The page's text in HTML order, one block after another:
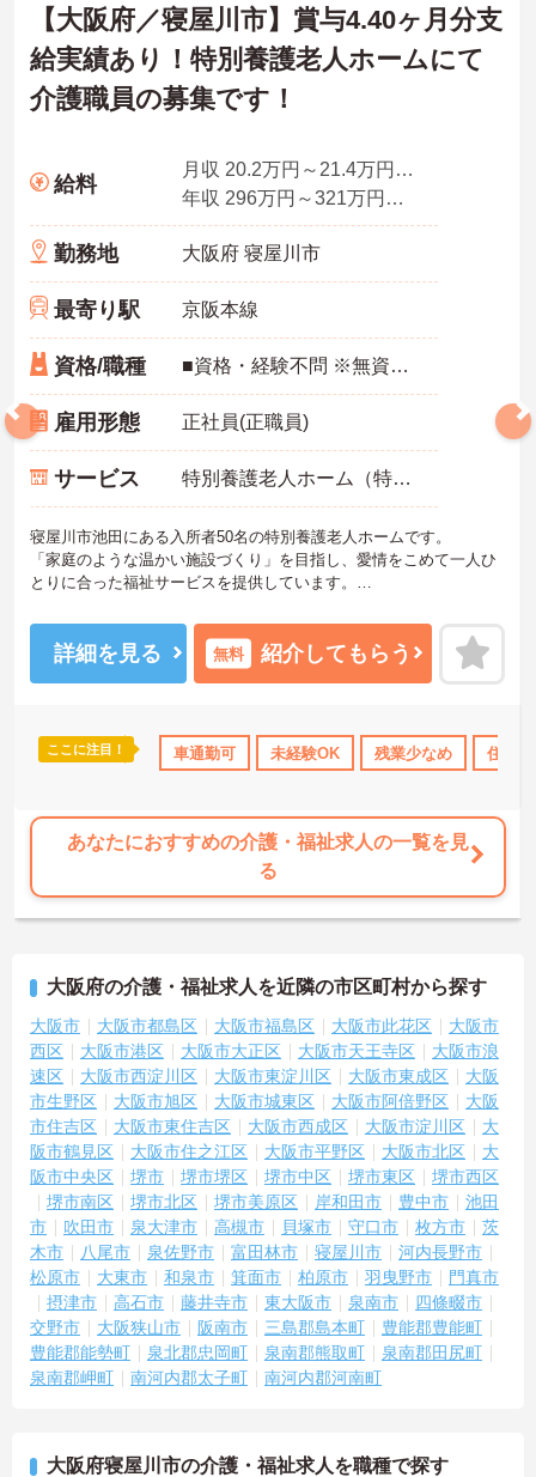
格取得サポート 研修制度あり 社会保険完備 交通費支給
【大阪府／寝屋川市】賞与4.40ヶ月分支
給実績あり！特別養護老人ホームにて
介護職員の募集です！
給料
月収 20.2万円～21.4万円程度 夜勤手当4回込み、別途住宅手当、資格手当、扶養手当あり
年収 296万円～321万円程度
勤務地 大阪府 寝屋川市
最寄り駅 京阪本線
資格/職種 ■資格・経験不問 ※無資格・未経験の方もご応募頂けます。
雇用形態 正社員(正職員)
サービス 特別養護老人ホーム（特養）
寝屋川市池田にある入所者50名の特別養護老人ホームです。
「家庭のような温かい施設づくり」を目指し、愛情をこめて一人ひ
とりに合った福祉サービスを提供しています。
らに詳細などお伝えします！
詳細を見る 無料 紹介してもらう
ここに注目！ 車通勤可 未経験OK 残業少なめ 住宅
あなたにおすすめの介護・福祉求人の一覧を見
る
大阪府の介護・福祉求人を近隣の市区町村から探す
大阪市 大阪市都島区 大阪市福島区 大阪市此花区
大阪市
西区
大阪市港区 大阪市大正区 大阪市天王寺区
大阪市浪
速区
大阪市西淀川区 大阪市東淀川区 大阪市東成区
大阪
市生野区
大阪市旭区 大阪市城東区 大阪市阿倍野区
大阪
市住吉区
大阪市東住吉区 大阪市西成区 大阪市淀川区
大
阪市鶴見区
大阪市住之江区 大阪市平野区 大阪市北区
大
阪市中央区
堺市 堺市堺区 堺市中区 堺市東区
堺市西区
堺市南区
堺市北区 堺市美原区 岸和田市 豊中市
池田
市
吹田市 泉大津市 高槻市 貝塚市 守口市 枚方市
茨
木市
八尾市 泉佐野市 富田林市 寝屋川市
河内長野市
松原市
大東市 和泉市 箕面市 柏原市 羽曳野市
門真市
摂津市
高石市 藤井寺市 東大阪市 泉南市
四條畷市
交野市
大阪狭山市 阪南市 三島郡島本町
豊能郡豊能町
豊能郡能勢町
泉北郡忠岡町 泉南郡熊取町
泉南郡田尻町
泉南郡岬町
南河内郡太子町 南河内郡河南町
大阪府寝屋川市の介護・福祉求人を職種で探す